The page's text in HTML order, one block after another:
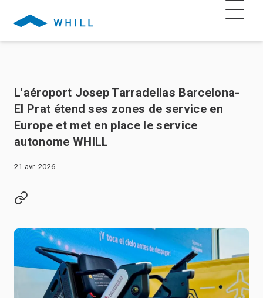
L'aéroport Josep Tarradellas Barcelona-
El Prat étend ses zones de service en
Europe et met en place le service
autonome WHILL
21 avr. 2026